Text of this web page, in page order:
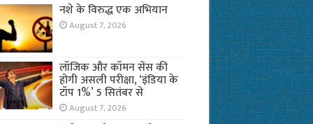
नशे के विरुद्ध एक अभियान
August 7, 2026
लॉजिक और कॉमन सेंस की
होगी असली परीक्षा, ‘इंडिया के
टॉप 1%’ 5 सितंबर से
August 7, 2026